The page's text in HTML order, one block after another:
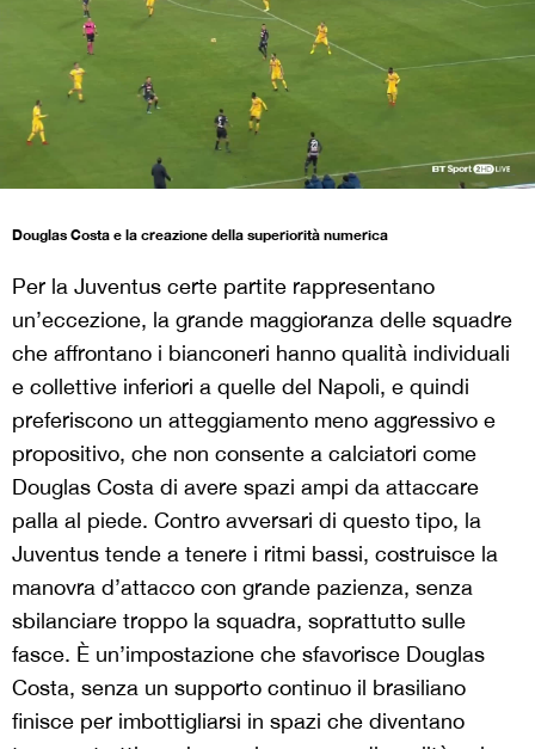
Douglas Costa e la creazione della superiorità numerica
Per la Juventus certe partite rappresentano
un’eccezione, la grande maggioranza delle squadre
che affrontano i bianconeri hanno qualità individuali
e collettive inferiori a quelle del Napoli, e quindi
preferiscono un atteggiamento meno aggressivo e
propositivo, che non consente a calciatori come
Douglas Costa di avere spazi ampi da attaccare
palla al piede. Contro avversari di questo tipo, la
Juventus tende a tenere i ritmi bassi, costruisce la
manovra d’attacco con grande pazienza, senza
sbilanciare troppo la squadra, soprattutto sulle
fasce. È un’impostazione che sfavorisce Douglas
Costa, senza un supporto continuo il brasiliano
finisce per imbottigliarsi in spazi che diventano